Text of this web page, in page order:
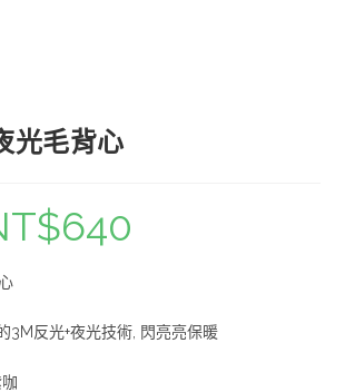
光毛背心
640
3M反光+夜光技術, 閃亮亮保暖